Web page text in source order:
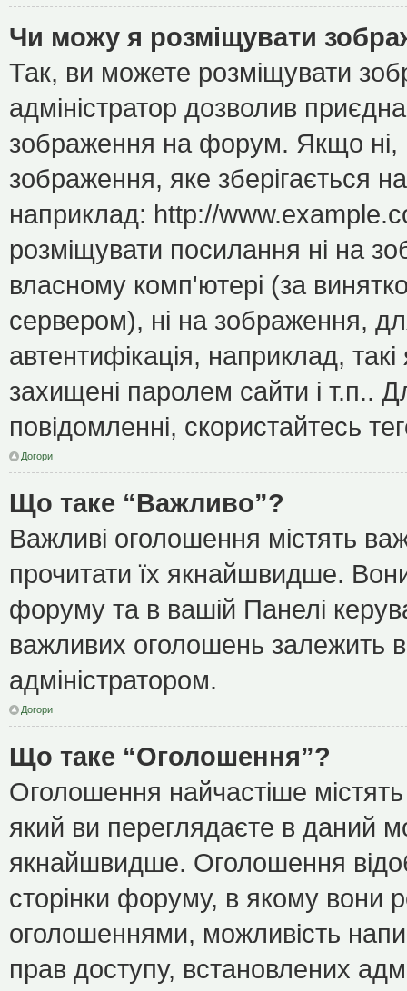
Чи можу я розміщувати
Так, ви можете розміщувати
адміністратор дозволив
зображення на форум. Якщо ні,
зображення, яке зберігається
наприклад: http://
розміщувати посилання ні на
власному комп'ютері (за
сервером), ні на зображення,
автентифікація, наприклад,
захищені паролем сайти і т.п..
повідомленні, скористайтесь
Догори
Що таке “Важливо”?
Важливі оголошення містять
прочитати їх якнайшвидше.
форуму та в вашій Панелі
важливих оголошень залежить
адміністратором.
Догори
Що таке “Оголошення”?
Оголошення найчастіше
який ви переглядаєте в даний
якнайшвидше. Оголошення
сторінки форуму, в якому вони
оголошеннями, можливість
прав доступу, встановлених